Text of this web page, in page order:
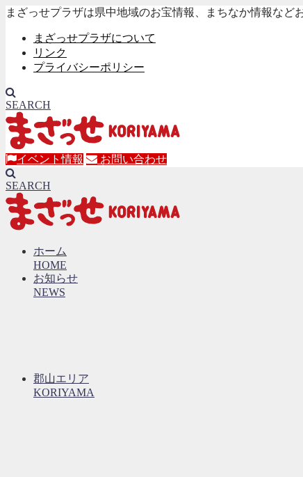
まざっせプラザは県中地域のお宝情報、まちなか情報など
まざっせプラザについて
リンク
プライバシーポリシー
SEARCH
イベント情報 お問い合わせ
SEARCH
ホーム
HOME
お知らせ
NEWS
郡山エリア
KORIYAMA